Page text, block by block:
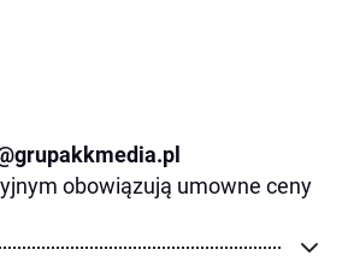
obowiązują umowne ceny